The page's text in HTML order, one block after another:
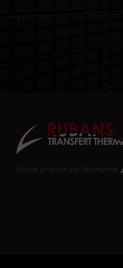
Un site proposé par l'entreprise